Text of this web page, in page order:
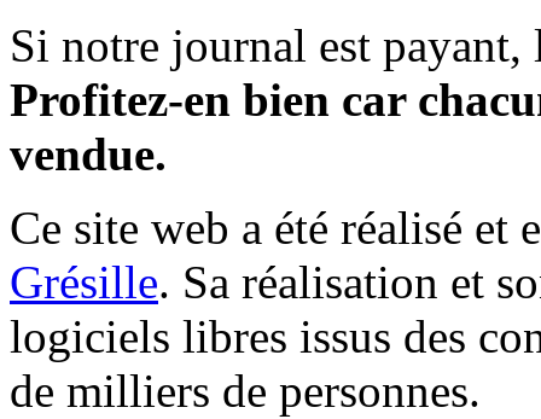
Si notre journal est payant,
Profitez-en bien car
vendue.
Ce site web a été réalisé et
Grésille. Sa réalisation et
logiciels libres issus des
de milliers de personnes.